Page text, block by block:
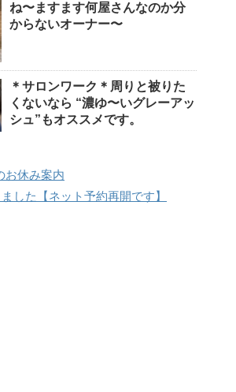
ね〜ますます何屋さんなのか分
からないオーナー〜
＊サロンワーク＊周りと被りた
くないなら “濃ゆ〜いグレーアッ
シュ”もオススメです。
お休み案内
した【ネット予約再開です】